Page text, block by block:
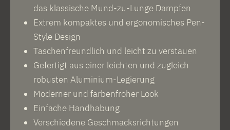
das klassische Mund-zu-Lunge Dampfen
Extrem kompaktes und ergonomisches Pen-
Style Design
Taschenfreundlich und leicht zu verstauen
Gefertigt aus einer leichten und zugleich
robusten Aluminium-Legierung
Moderner und farbenfroher Look
Einfache Handhabung
Verschiedene Geschmacksrichtungen